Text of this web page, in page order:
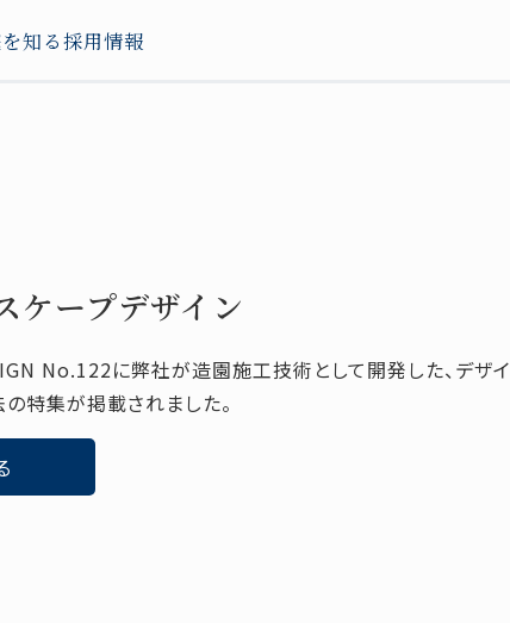
知る採用情報
ケープデザイン
No.122に弊社が造園施工技術として開発した、デザイ
特集が掲載されました。